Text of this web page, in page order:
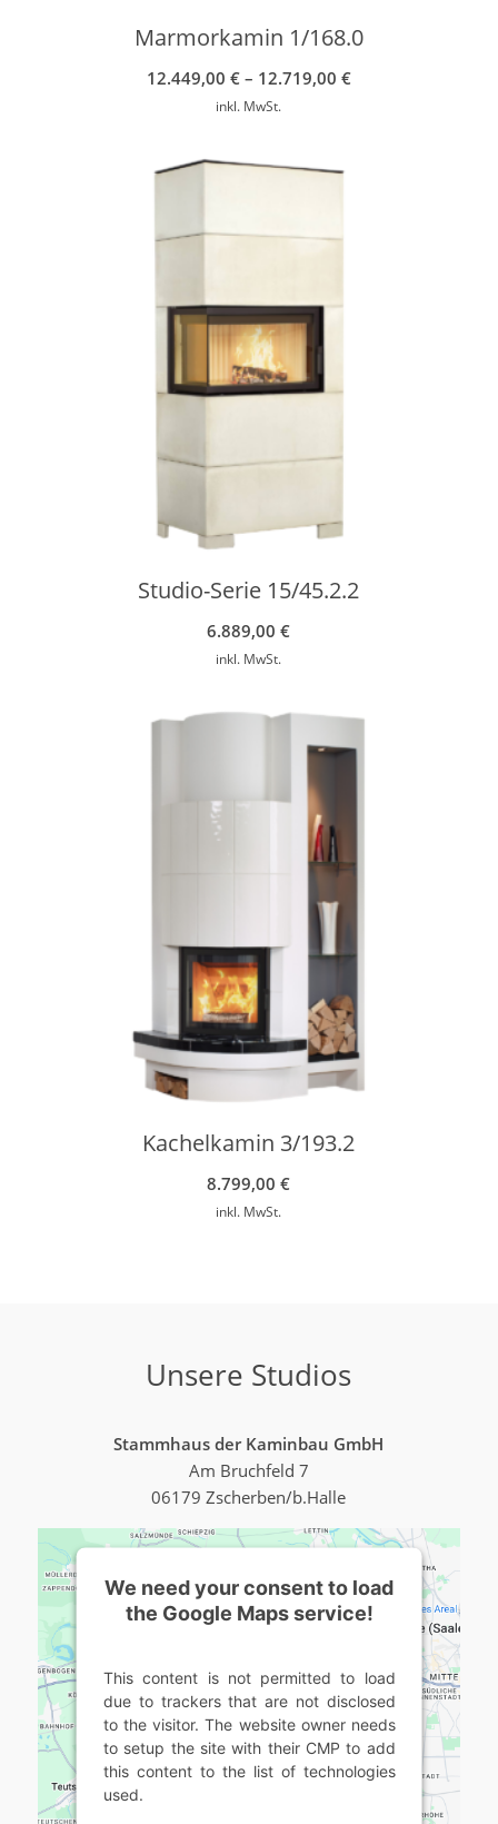
Marmorkamin 1/168.0
12.449,00 €– 12.719,00 €
inkl. MwSt.
Studio-Serie 15/45.2.2
6.889,00€
inkl. MwSt.
Kachelkamin 3/193.2
8.799,00€
inkl. MwSt.
Unsere Studios
Stammhaus der Kaminbau GmbH
Am Bruchfeld 7
06179 Zscherben/b.Halle
We need your consent to load
the Google Maps service!
This content is not permitted to load
due to trackers that are not disclosed
to the visitor. The website owner needs
to setup the site with their CMP to add
this content to the list of technologies
used.